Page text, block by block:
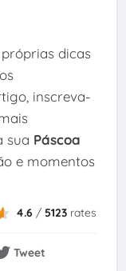
dicas
inscreva-
sua Páscoa
e momentos
4.6 /5123 rates
Tweet